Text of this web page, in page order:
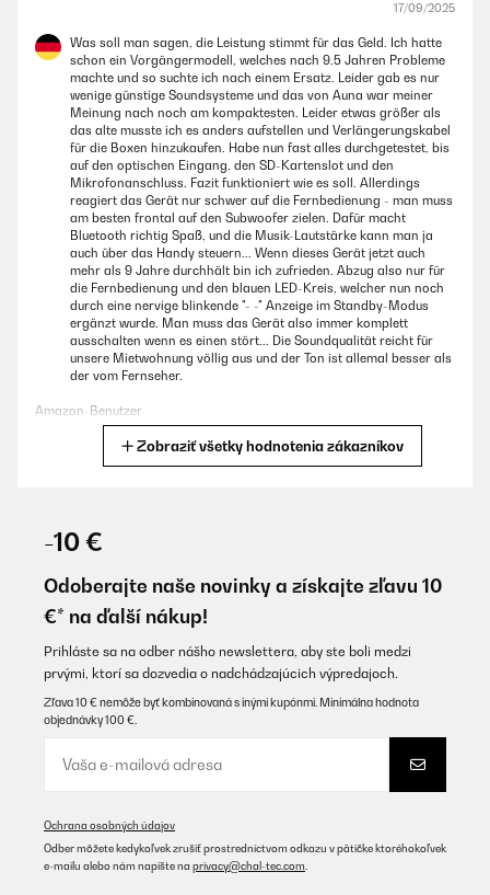
17/09/2025
Was soll man sagen, die Leistung stimmt für das Geld. Ich hatte
schon ein Vorgängermodell, welches nach 9.5 Jahren Probleme
machte und so suchte ich nach einem Ersatz. Leider gab es nur
wenige günstige Soundsysteme und das von Auna war meiner
Meinung nach noch am kompaktesten. Leider etwas größer als
das alte musste ich es anders aufstellen und Verlängerungskabel
für die Boxen hinzukaufen. Habe nun fast alles durchgetestet, bis
auf den optischen Eingang, den SD-Kartenslot und den
Mikrofonanschluss. Fazit funktioniert wie es soll. Allerdings
reagiert das Gerät nur schwer auf die Fernbedienung - man muss
am besten frontal auf den Subwoofer zielen. Dafür macht
Bluetooth richtig Spaß, und die Musik-Lautstärke kann man ja
auch über das Handy steuern... Wenn dieses Gerät jetzt auch
mehr als 9 Jahre durchhält bin ich zufrieden. Abzug also nur für
die Fernbedienung und den blauen LED-Kreis, welcher nun noch
durch eine nervige blinkende "- -" Anzeige im Standby-Modus
ergänzt wurde. Man muss das Gerät also immer komplett
ausschalten wenn es einen stört... Die Soundqualität reicht für
unsere Mietwohnung völlig aus und der Ton ist allemal besser als
der vom Fernseher.
Amazon-Benutzer
nickel
Utilisateur d'Amazon
Preložiť
OVERENÁ KONTROLA
Cooler Sound
Preložiť
Zobraziť všetky hodnotenia zákazníkov
-10 €
Odoberajte naše novinky a získajte zľavu 10
€* na ďalší nákup!
Prihláste sa na odber nášho newslettera, aby ste boli medzi
prvými, ktorí sa dozvedia o nadchádzajúcich výpredajoch.
Zľava 10 € nemôže byť kombinovaná s inými kupónmi. Minimálna hodnota
objednávky 100 €.
Ochrana osobných údajov
Odber môžete kedykoľvek zrušiť prostredníctvom odkazu v pätičke ktoréhokoľvek
e-mailu alebo nám napíšte na privacy@chal-tec.com